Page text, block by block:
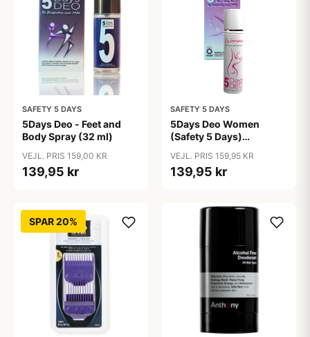
SAFETY 5 DAYS
5Days Deo - Feet and
Body Spray (32 ml)
VEJL. PRIS 159,00 KR
139,95 kr
SAFETY 5 DAYS
5Days Deo Women
(Safety 5 Days)
VEJL. PRIS 159,95 KR
139,95 kr
SPAR 20%